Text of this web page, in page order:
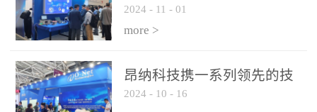
ECOC展会
2024 - 11 - 01
more >
昂纳科技携一系列领先的技
术平台和优秀产品参展2024
2024 - 10 - 16